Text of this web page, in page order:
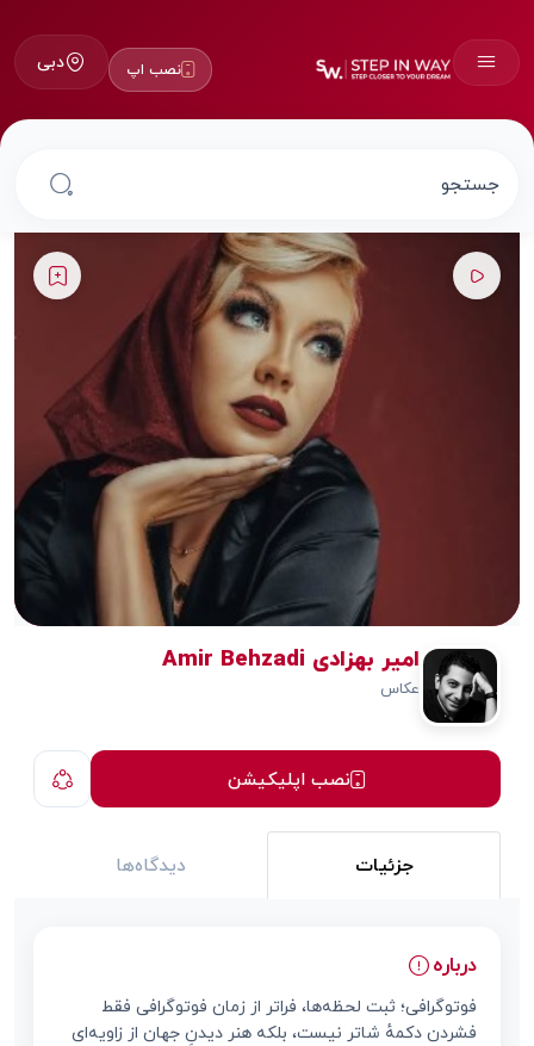
نصب اپ دبی
امیر بهزادی Amir Behzadi
عکاس
نصب اپلیکیشن
جزئیات دیدگاه‌ها
درباره
فوتوگرافی؛ ثبت لحظه‌ها، فراتر از زمان فوتوگرافی فقط
فشردن دکمهٔ شاتر نیست، بلکه هنر دیدنِ جهان از زاویه‌ای